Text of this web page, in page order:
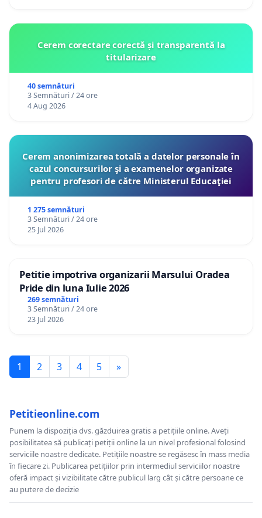
Cerem corectare corectă și transparentă la
titularizare
40 semnături
3 Semnături / 24 ore
4 Aug 2026
Cerem anonimizarea totală a datelor personale în
cazul concursurilor şi a examenelor organizate
pentru profesori de către Ministerul Educaţiei
1 275 semnături
3 Semnături / 24 ore
25 Jul 2026
Petitie impotriva organizarii Marsului Oradea
Pride din luna Iulie 2026
269 semnături
3 Semnături / 24 ore
23 Jul 2026
1 2 3 4 5 »
Petitieonline.com
Punem la dispoziția dvs. găzduirea gratis a petițiile online. Aveți
posibilitatea să publicați petiții online la un nivel profesional folosind
serviciile noastre dedicate. Petițiile noastre se regăsesc în mass media
în fiecare zi. Publicarea petițiilor prin intermediul serviciilor noastre
oferă impact și vizibilitate către publicul larg cât și către persoane ce
au putere de decizie